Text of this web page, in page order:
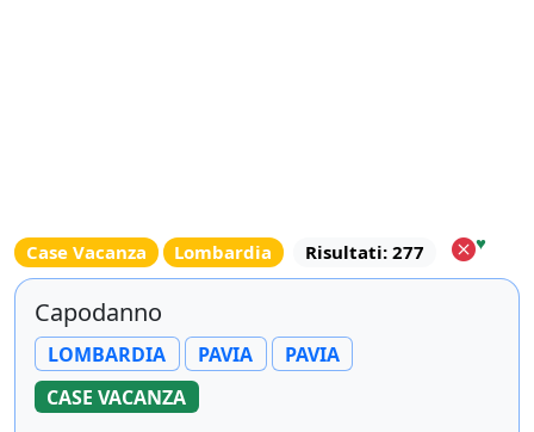
Case Vacanza Lombardia Risultati: 277 ♥
Capodanno
LOMBARDIA PAVIA
PAVIA
CASE VACANZA